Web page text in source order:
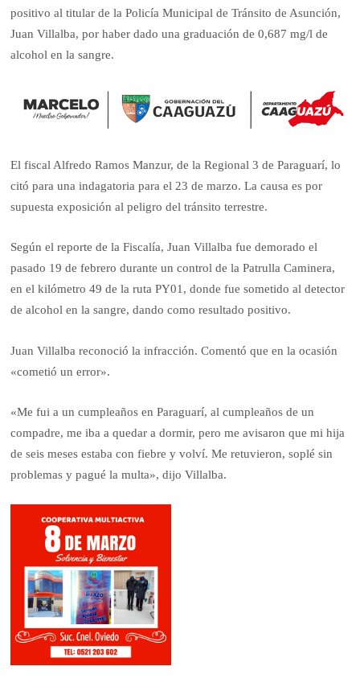
positivo al titular de la Policía Municipal de Tránsito de Asunción,
Juan Villalba, por haber dado una graduación de 0,687 mg/l de
alcohol en la sangre.
El fiscal Alfredo Ramos Manzur, de la Regional 3 de Paraguarí, lo
citó para una indagatoria para el 23 de marzo. La causa es por
supuesta exposición al peligro del tránsito terrestre.
Según el reporte de la Fiscalía, Juan Villalba fue demorado el
pasado 19 de febrero durante un control de la Patrulla Caminera,
en el kilómetro 49 de la ruta PY01, donde fue sometido al detector
de alcohol en la sangre, dando como resultado positivo.
Juan Villalba reconoció la infracción. Comentó que en la ocasión
«cometió un error».
«Me fui a un cumpleaños en Paraguarí, al cumpleaños de un
compadre, me iba a quedar a dormir, pero me avisaron que mi hija
de seis meses estaba con fiebre y volví. Me retuvieron, soplé sin
problemas y pagué la multa», dijo Villalba.